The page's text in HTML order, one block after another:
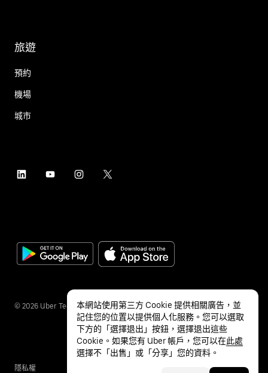
旅遊
預約
機場
城市
© 2026 Uber Technologies Inc.
隱私權
本網站使用第三方 Cookie 提供相關廣告，並
記住您的位置以提供個人化服務。您可以選取
下方的「選擇退出」按鈕，選擇退出這些
Cookie。如果您有 Uber 帳戶，您可以在此處
選擇不「出售」或「分享」您的資料。